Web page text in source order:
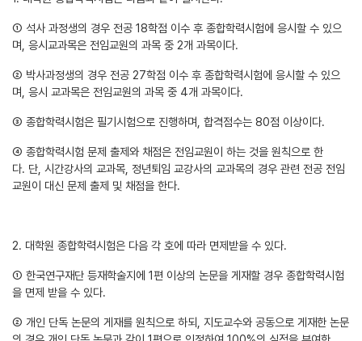
① 석사 과정생의 경우 전공 18학점 이수 후 종합학력시험에 응시할 수 있으
며, 응시교과목은 전임교원의 과목 중 2개 과목이다.
② 박사과정생의 경우 전공 27학점 이수 후 종합학력시험에 응시할 수 있으
며, 응시 교과목은 전임교원의 과목 중 4개 과목이다.
③ 종합학력시험은 필기시험으로 진행하며, 합격점수는 80점 이상이다.
④ 종합학력시험 문제 출제와 채점은 전임교원이 하는 것을 원칙으로 한
다. 단, 시간강사의 교과목, 정년퇴임 교강사의 교과목의 경우 관련 전공 전임
교원이 대신 문제 출제 및 채점을 한다.
2. 대학원 종합학력시험은 다음 각 호에 따라 면제받을 수 있다.
① 한국연구재단 등재학술지에 1편 이상의 논문을 게재할 경우 종합학력시험
을 면제 받을 수 있다.
② 개인 단독 논문의 게재를 원칙으로 하되, 지도교수와 공동으로 게재한 논문